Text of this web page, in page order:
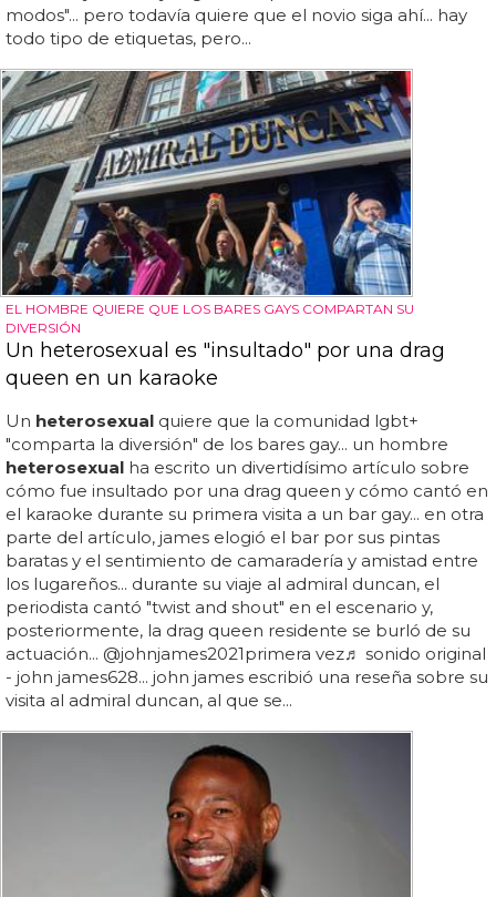
modos"... pero todavía quiere que el novio siga ahí... hay
todo tipo de etiquetas, pero...
EL HOMBRE QUIERE QUE LOS BARES GAYS COMPARTAN SU
DIVERSIÓN
Un heterosexual es "insultado" por una drag
queen en un karaoke
Un heterosexual quiere que la comunidad lgbt+
"comparta la diversión" de los bares gay... un hombre
heterosexual ha escrito un divertidísimo artículo sobre
cómo fue insultado por una drag queen y cómo cantó en
el karaoke durante su primera visita a un bar gay... en otra
parte del artículo, james elogió el bar por sus pintas
baratas y el sentimiento de camaradería y amistad entre
los lugareños... durante su viaje al admiral duncan, el
periodista cantó "twist and shout" en el escenario y,
posteriormente, la drag queen residente se burló de su
actuación... @johnjames2021primera vez♬ sonido original
- john james628... john james escribió una reseña sobre su
visita al admiral duncan, al que se...